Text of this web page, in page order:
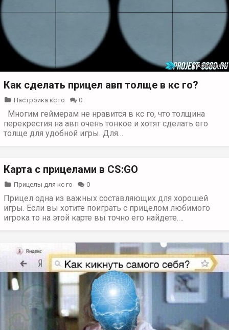
Как сделать прицел авп толще в кс го?
Настройка кс го 0
Многим геймерам не нравится в кс го, что толщина
перекрестия на авп очень тонкое и хотят сделать его
толще для удобной игры. Для…
Карта с прицелами в CS:GO
Прицелы для кс го 0
Прицел одна из важных составляющих для хорошей
игры. Если вы хотите поиграть с прицелом любимого
игрока то на этой карте вы точно его найдете.…